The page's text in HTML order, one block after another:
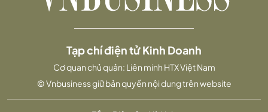
Tạp chí điện tử Kinh Doanh
Cơ quan chủ quản: Liên minh HTX Việt Nam
© Vnbusiness giữ bản quyền nội dung trên website